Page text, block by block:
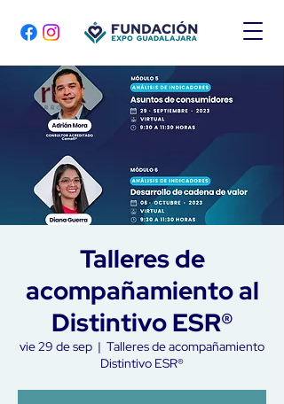
Talleres de
acompañamiento al
Distintivo ESR®
vie 29 de sep
  |
Talleres de acompañamiento
Distintivo ESR®